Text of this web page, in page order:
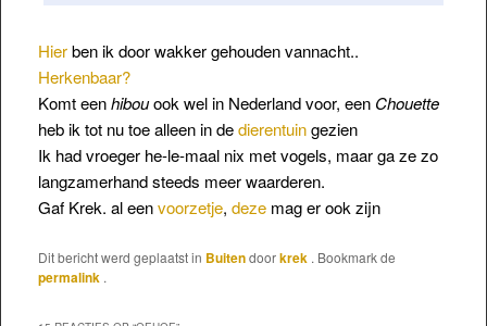
Hierben ik door wakker gehouden vannacht..
Herkenbaar?
Komt eenhibouook wel in Nederland voor, een Chouette
heb ik tot nu toe alleen in dedierentuingezien
Ik had vroeger he-le-maal nix met vogels, maar ga ze zo
langzamerhand steeds meer waarderen.
Gaf Krek. al eenvoorzetje, dezemag er ook zijn
Dit bericht werd geplaatst in Buitendoorkrek . Bookmark de
permalink .